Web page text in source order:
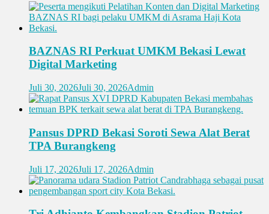
BAZNAS RI Perkuat UMKM Bekasi Lewat
Digital Marketing
Juli 30, 2026Juli 30, 2026Admin
Pansus DPRD Bekasi Soroti Sewa Alat Berat
TPA Burangkeng
Juli 17, 2026Juli 17, 2026Admin